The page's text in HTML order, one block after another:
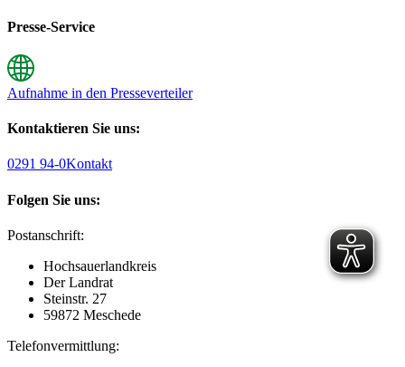
Presse-Service
Aufnahme in den Presseverteiler
Kontaktieren Sie uns:
0291 94-0Kontakt
Folgen Sie uns:
Postanschrift:
Hochsauerlandkreis
Der Landrat
Steinstr. 27
59872 Meschede
Telefonvermittlung: